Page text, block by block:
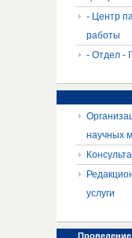
- Центр
работы
- Отдел -
научных
услуги
Проведение